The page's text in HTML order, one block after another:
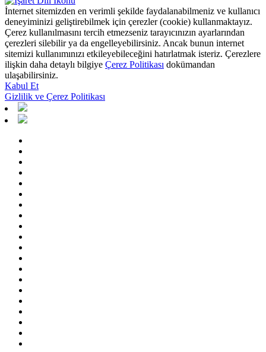
İnternet sitemizden en verimli şekilde faydalanabilmeniz ve kullanıcı
deneyiminizi geliştirebilmek için çerezler (cookie) kullanmaktayız.
Çerez kullanılmasını tercih etmezseniz tarayıcınızın ayarlarından
çerezleri silebilir ya da engelleyebilirsiniz. Ancak bunun internet
sitemizi kullanımınızı etkileyebileceğini hatırlatmak isteriz. Çerezlere
ilişkin daha detaylı bilgiye Çerez Politikası dokümandan
ulaşabilirsiniz.
Kabul Et
Gizlilik ve Çerez Politikası